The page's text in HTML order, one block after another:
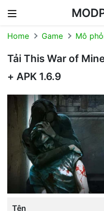
Home Game Mô
Tải This War of
+ APK 1.6.9
Tên